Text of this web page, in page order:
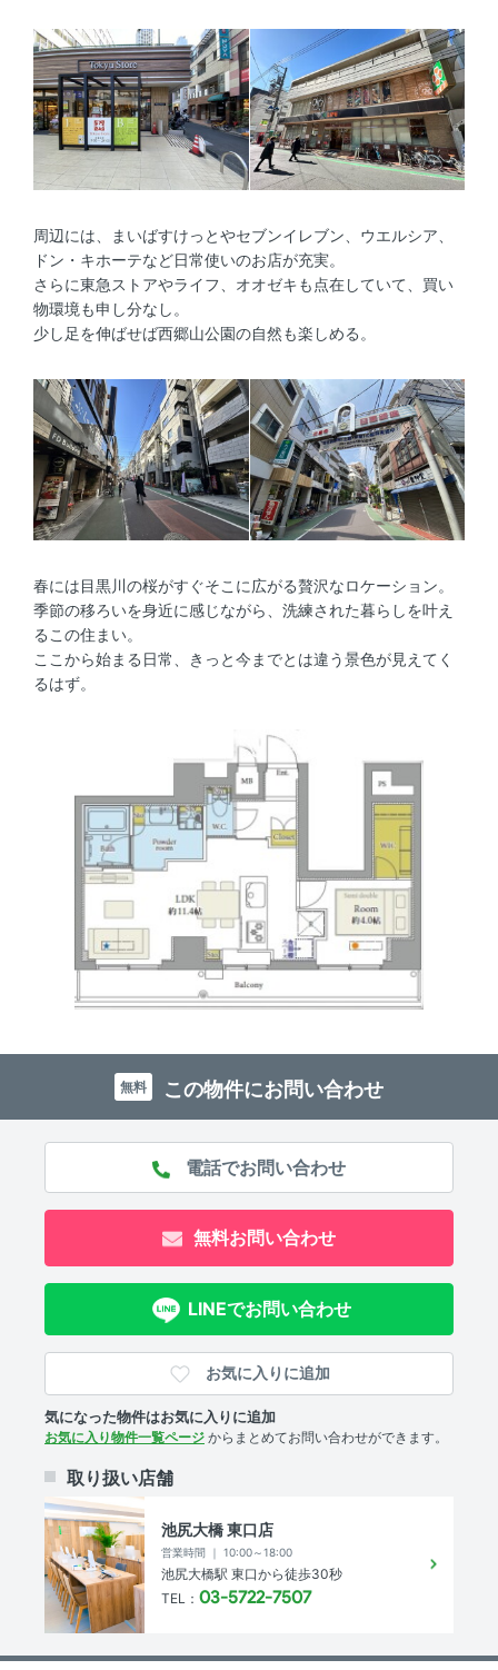
周辺には、まいばすけっとやセブンイレブン、ウエルシア、
ドン・キホーテなど日常使いのお店が充実。
さらに東急ストアやライフ、オオゼキも点在していて、買い
物環境も申し分なし。
少し足を伸ばせば西郷山公園の自然も楽しめる。
春には目黒川の桜がすぐそこに広がる贅沢なロケーション。
季節の移ろいを身近に感じながら、洗練された暮らしを叶え
るこの住まい。
ここから始まる日常、きっと今までとは違う景色が見えてく
るはず。
無料 この物件にお問い合わせ
無料お問い合わせ
LINEでお問い合わせ
お気に入りに追加
気になった物件はお気に入りに追加
お気に入り物件一覧ページ からまとめてお問い合わせができます。
取り扱い店舗
池尻大橋 東口店
営業時間 ｜ 10:00～18:00
池尻大橋駅 東口から徒歩30秒
TEL： 03-5722-7507